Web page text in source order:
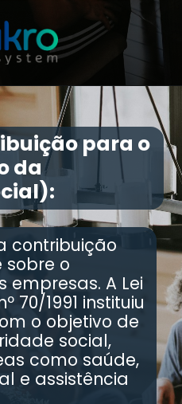
para o
da
contribuição
sobre o
A Lei
70/1991 instituiu
o objetivo de
social,
como saúde,
e assistência